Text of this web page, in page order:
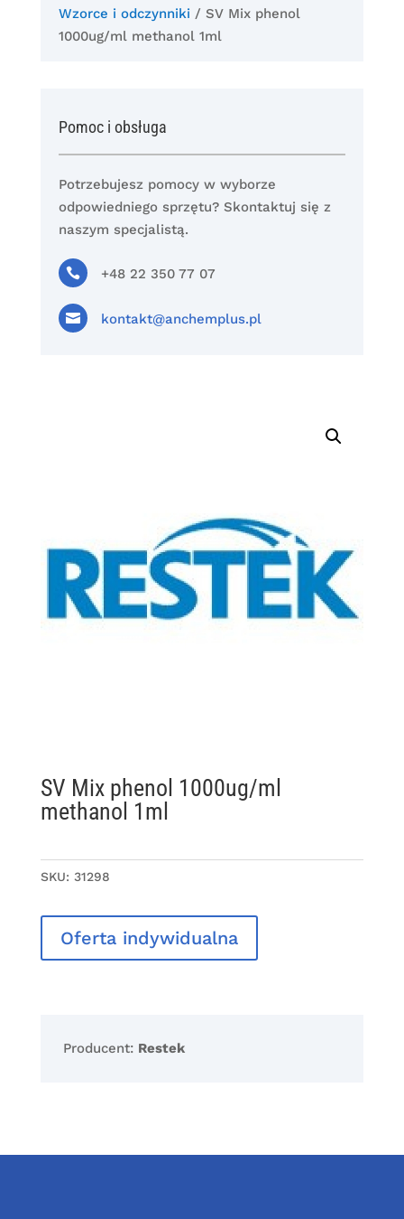
Wzorce i odczynniki / SV Mix phenol
1000ug/ml methanol 1ml
Pomoc i obsługa
Potrzebujesz pomocy w wyborze
odpowiedniego sprzętu? Skontaktuj się z
naszym specjalistą.
 +48 22 350 77 07
 kontakt@anchemplus.pl
SV Mix phenol 1000ug/ml
methanol 1ml
SKU: 31298
Oferta indywidualna
Producent: Restek